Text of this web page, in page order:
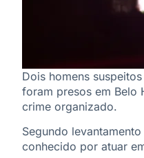
Dois homens
foram presos em Belo
crime organizado.
Segundo
conhecido por atuar